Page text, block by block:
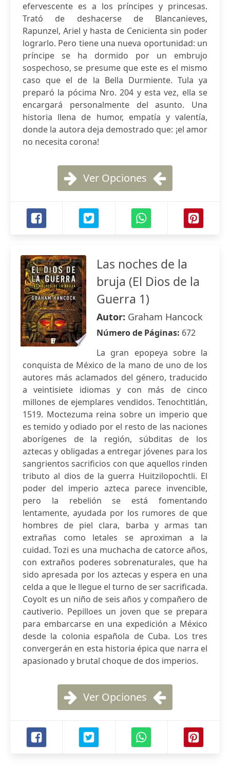
efervescente es a los príncipes y princesas.
Trató de deshacerse de Blancanieves,
Rapunzel, Ariel y hasta de Cenicienta sin poder
lograrlo. Pero tiene una nueva oportunidad: un
príncipe se ha dormido por un embrujo
sospechoso, se presume que este es el mismo
caso que el de la Bella Durmiente. Tula ya
preparó la pócima Nro. 204 y esta vez, ella se
encargará personalmente del asunto. Una
historia llena de humor, empatía y valentía,
donde la autora deja demostrado que: ¡el amor
no necesita corona!
Ver Opciones
Las noches de la
bruja (El Dios de la
Guerra 1)
Autor: Graham Hancock
Número de Páginas: 672
La gran epopeya sobre la
conquista de México de la mano de uno de los
autores más aclamados del género, traducido
a veintisiete idiomas y con más de cinco
millones de ejemplares vendidos. Tenochtitlán,
1519. Moctezuma reina sobre un imperio que
es temido y odiado por el resto de las naciones
aborígenes de la región, súbditas de los
aztecas y obligadas a entregar jóvenes para los
sangrientos sacrificios con que aquellos rinden
tributo al dios de la guerra Huitzilopochtli. El
poder del imperio azteca parece invencible,
pero la rebelión se está fomentando
lentamente, ayudada por los rumores de que
hombres de piel clara, barba y armas tan
extrañas como letales se aproximan a la
cuidad. Tozi es una muchacha de catorce años,
con extraños poderes sobrenaturales, que ha
sido apresada por los aztecas y espera en una
celda a que le llegue el turno de ser sacrificada.
Coyolt es un niño de seis años y compañero de
cautiverio. Pepilloes un joven que se prepara
para embarcarse en una expedición a México
desde la colonia española de Cuba. Los tres
convergerán en esta historia épica que narra el
apasionado y brutal choque de dos imperios.
Ver Opciones